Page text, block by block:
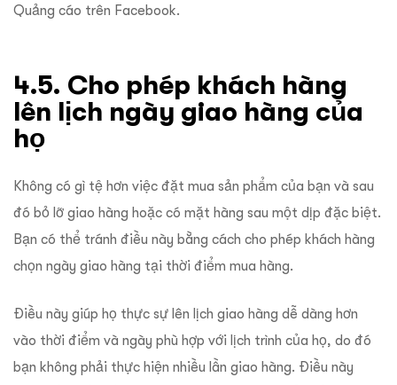
Quảng cáo trên Facebook.
4.5. Cho phép khách hàng
lên lịch ngày giao hàng của
họ
Không có gì tệ hơn việc đặt mua sản phẩm của bạn và sau
đó bỏ lỡ giao hàng hoặc có mặt hàng sau một dịp đặc biệt.
Bạn có thể tránh điều này bằng cách cho phép khách hàng
chọn ngày giao hàng tại thời điểm mua hàng.
Điều này giúp họ thực sự lên lịch giao hàng dễ dàng hơn
vào thời điểm và ngày phù hợp với lịch trình của họ, do đó
bạn không phải thực hiện nhiều lần giao hàng. Điều này